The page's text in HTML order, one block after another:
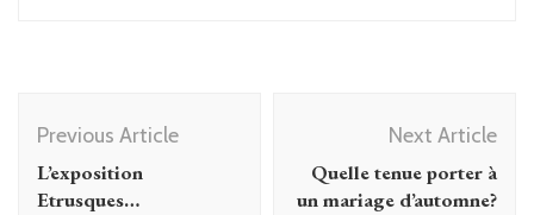
Navigation
Previous Article
L’exposition
Etrusques…
Next Article
Quelle tenue porter à
un mariage d’automne?